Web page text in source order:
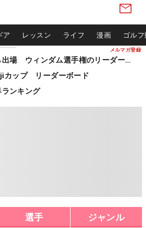
メルマガ登録
ア レッスン ライフ 漫画 ゴル
松山英樹ら出場 ウィンダム選手権のリーダーボード
カップ リーダーボード
ンキング
選手 ジャンル